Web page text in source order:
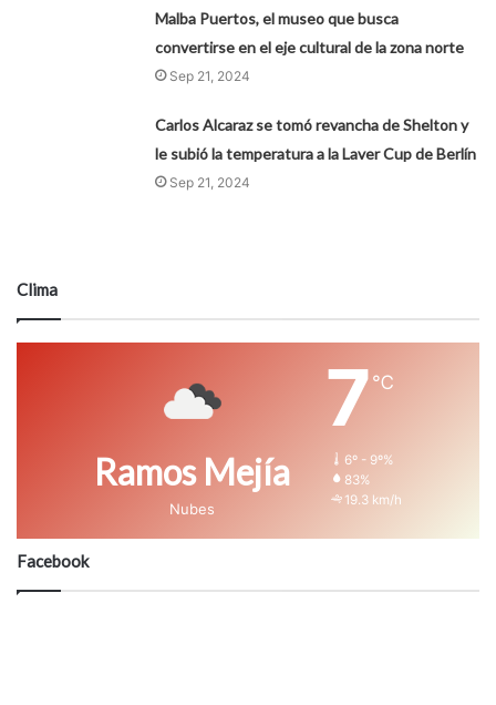
Malba Puertos, el museo que busca
convertirse en el eje cultural de la zona norte
Sep 21, 2024
Carlos Alcaraz se tomó revancha de Shelton y
le subió la temperatura a la Laver Cup de Berlín
Sep 21, 2024
Clima
Ramos Mejía
Nubes
7 ℃
6º - 9º%
83%
19.3 km/h
Facebook